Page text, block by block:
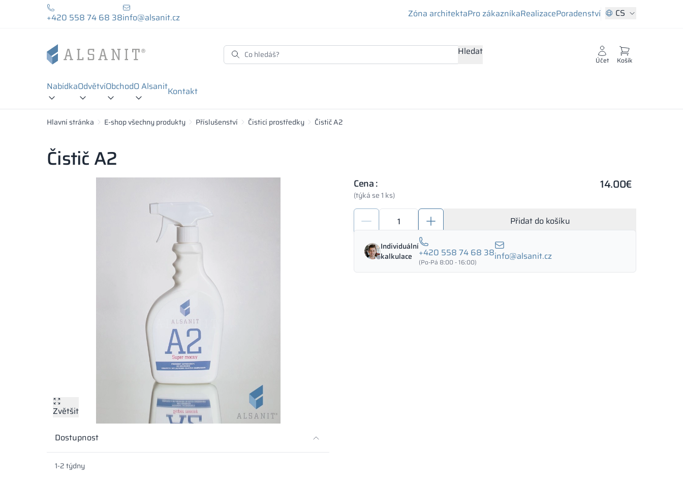
+420 558 74 68 38info@alsanit.cz Zóna architektaPro zákazníkaRealizacePoradenství CS
Hledat
Účet Košík
NabídkaOdvětvíObchodO AlsanitKontakt
Hlavní stránka E-shop všechny produkty Příslušenství Čisticí prostředky Čistič A2
Čistič A2
Zvětšit
Dostupnost
1-2 týdny
Cena :
(týká se 1 ks)
14.00€
Čistič
Přidat do košíku
Individuální
kalkulace
+420 558 74 68 38
(Po-Pá 8:00 - 16:00) info@alsanit.cz